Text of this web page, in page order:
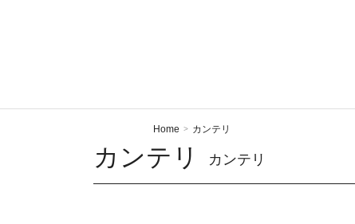
Home > カンテリ
カンテリ カンテリ